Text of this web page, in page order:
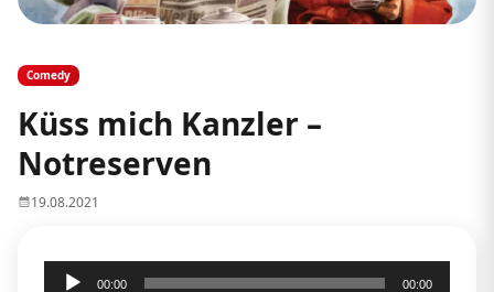
Comedy
Küss mich Kanzler –
Notreserven
19.08.2021
Audio-
00:00 00:00